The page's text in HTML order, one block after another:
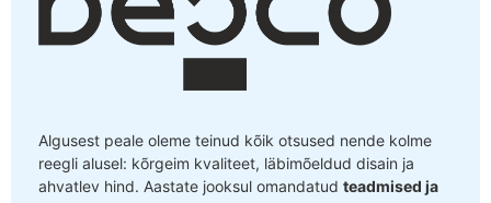
Algusest peale oleme teinud kõik otsused nende kolme
reegli alusel: kõrgeim kvaliteet, läbimõeldud disain ja
ahvatlev hind. Aastate jooksul omandatud teadmised ja